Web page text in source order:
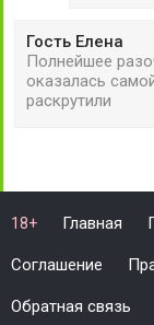
Гость Елена
Полнейшее
оказалась
раскрутили
18+ Главная
Соглашение
Обратная связь